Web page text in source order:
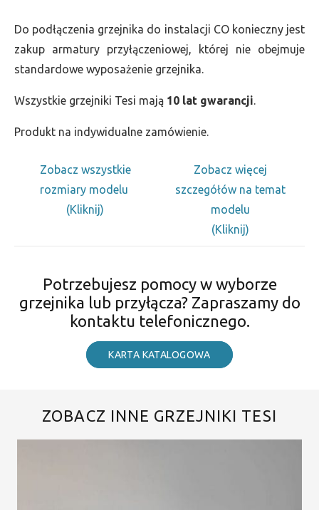
Do podłączenia grzejnika do instalacji CO konieczny jest
zakup armatury przyłączeniowej, której nie obejmuje
standardowe wyposażenie grzejnika.
Wszystkie grzejniki Tesi mają 10 lat gwarancji.
Produkt na indywidualne zamówienie.
Zobacz wszystkie
rozmiary modelu
(Kliknij)
Zobacz więcej
szczegółów na temat
modelu
(Kliknij)
Potrzebujesz pomocy w wyborze
grzejnika lub przyłącza? Zapraszamy do
kontaktu telefonicznego.
KARTA KATALOGOWA
ZOBACZ INNE GRZEJNIKI TESI